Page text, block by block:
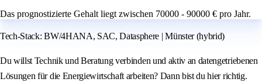
Das prognostizierte Gehalt liegt zwischen 70000 - 90000 € pro Jahr.
Tech-Stack: BW/4HANA, SAC, Datasphere | Münster (hybrid)
Du willst Technik und Beratung verbinden und aktiv an datengetriebenen
Lösungen für die Energiewirtschaft arbeiten? Dann bist du hier richtig.